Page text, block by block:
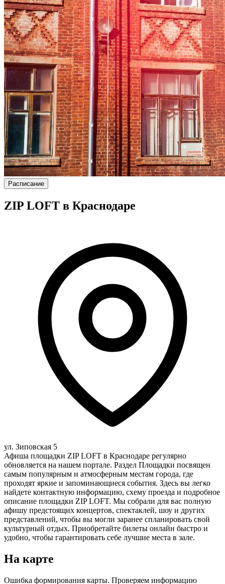
Расписание
ZIP LOFT в Краснодаре
ул. Зиповская 5
Афиша площадки ZIP LOFT в Краснодаре регулярно
обновляется на нашем портале. Раздел Площадки посвящен
самым популярным и атмосферным местам города, где
проходят яркие и запоминающиеся события. Здесь вы легко
найдете контактную информацию, схему проезда и подробное
описание площадки ZIP LOFT. Мы собрали для вас полную
афишу предстоящих концертов, спектаклей, шоу и других
представлений, чтобы вы могли заранее спланировать свой
культурный отдых. Приобретайте билеты онлайн быстро и
удобно, чтобы гарантировать себе лучшие места в зале.
На карте
Ошибка формирования карты. Проверяем информацию